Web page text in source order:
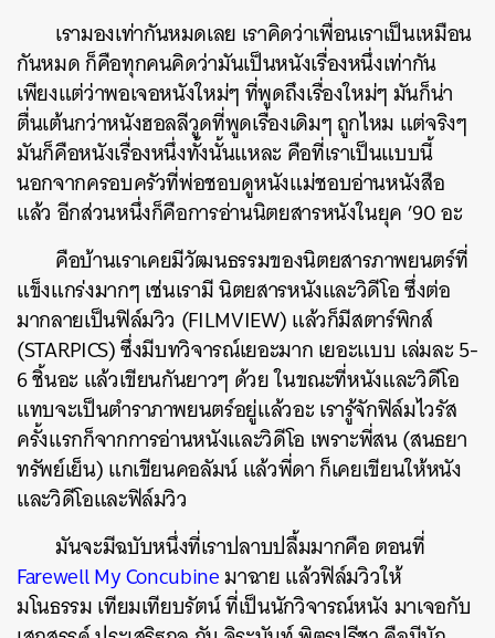
เรามองเท่ากันหมดเลย เราคิดว่าเพื่อนเราเป็นเหมือน
กันหมด ก็คือทุกคนคิดว่ามันเป็นหนังเรื่องหนึ่งเท่ากัน
เพียงแต่ว่าพอเจอหนังใหม่ๆ ที่พูดถึงเรื่องใหม่ๆ มันก็น่า
ตื่นเต้นกว่าหนังฮอลลีวูดที่พูดเรื่องเดิมๆ ถูกไหม แต่จริงๆ
มันก็คือหนังเรื่องหนึ่งทั้งนั้นแหละ คือที่เราเป็นแบบนี้
นอกจากครอบครัวที่พ่อชอบดูหนังแม่ชอบอ่านหนังสือ
แล้ว อีกส่วนหนึ่งก็คือการอ่านนิตยสารหนังในยุค ’90 อะ
คือบ้านเราเคยมีวัฒนธรรมของนิตยสารภาพยนตร์ที่
แข็งแกร่งมากๆ เช่นเรามี นิตยสารหนังและวิดีโอ ซึ่งต่อ
มากลายเป็นฟิล์มวิว (FILMVIEW) แล้วก็มีสตาร์พิกส์
(STARPICS) ซึ่งมีบทวิจารณ์เยอะมาก เยอะแบบ เล่มละ 5-
6 ชิ้นอะ แล้วเขียนกันยาวๆ ด้วย ในขณะที่หนังและวิดีโอ
แทบจะเป็นตำราภาพยนตร์อยู่แล้วอะ เรารู้จักฟิล์มไวรัส
ครั้งแรกก็จากการอ่านหนังและวิดีโอ เพราะพี่สน (สนธยา
ทรัพย์เย็น) แกเขียนคอลัมน์ แล้วพี่ดา ก็เคยเขียนให้หนัง
และวิดีโอและฟิล์มวิว
มันจะมีฉบับหนึ่งที่เราปลาบปลื้มมากคือ ตอนที่
Farewell My Concubineมาฉาย แล้วฟิล์มวิวให้
มโนธรรม เทียมเทียบรัตน์ ที่เป็นนักวิจารณ์หนัง มาเจอกับ